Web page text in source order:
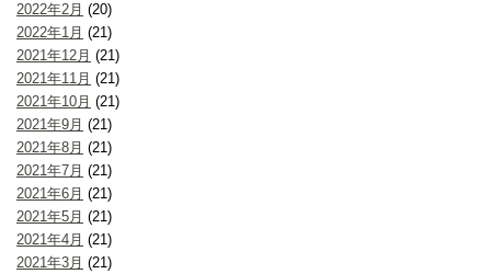
2022年2月 (20)
2022年1月 (21)
2021年12月 (21)
2021年11月 (21)
2021年10月 (21)
2021年9月 (21)
2021年8月 (21)
2021年7月 (21)
2021年6月 (21)
2021年5月 (21)
2021年4月 (21)
2021年3月 (21)